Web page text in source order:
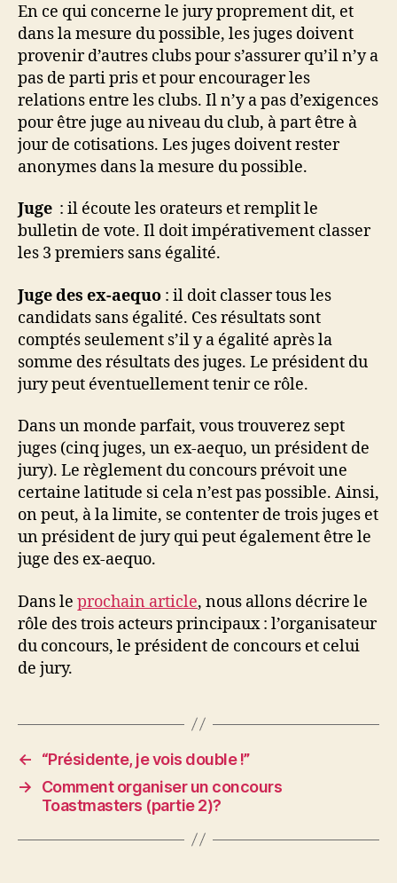
En ce qui concerne le jury proprement dit, et
dans la mesure du possible, les juges doivent
provenir d’autres clubs pour s’assurer qu’il n’y a
pas de parti pris et pour encourager les
relations entre les clubs. Il n’y a pas d’exigences
pour être juge au niveau du club, à part être à
jour de cotisations. Les juges doivent rester
anonymes dans la mesure du possible.
Juge : il écoute les orateurs et remplit le
bulletin de vote. Il doit impérativement classer
les 3 premiers sans égalité.
Juge des ex-aequo : il doit classer tous les
candidats sans égalité. Ces résultats sont
comptés seulement s’il y a égalité après la
somme des résultats des juges. Le président du
jury peut éventuellement tenir ce rôle.
Dans un monde parfait, vous trouverez sept
juges (cinq juges, un ex-aequo, un président de
jury). Le règlement du concours prévoit une
certaine latitude si cela n’est pas possible. Ainsi,
on peut, à la limite, se contenter de trois juges et
un président de jury qui peut également être le
juge des ex-aequo.
Dans le prochain article, nous allons décrire le
rôle des trois acteurs principaux : l’organisateur
du concours, le président de concours et celui
de jury.
←
“Présidente, je vois double !”
→
Comment organiser un concours
Toastmasters (partie 2)?